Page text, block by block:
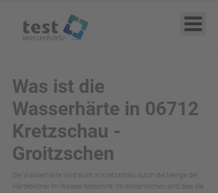
Was ist die
Wasserhärte in 06712
Kretzschau -
Groitzschen
Die Wasserhärte wird auch in Kretzschau durch die Menge der
Härtebildner im Wasser bestimmt. Im Wesentlichen sind dies die